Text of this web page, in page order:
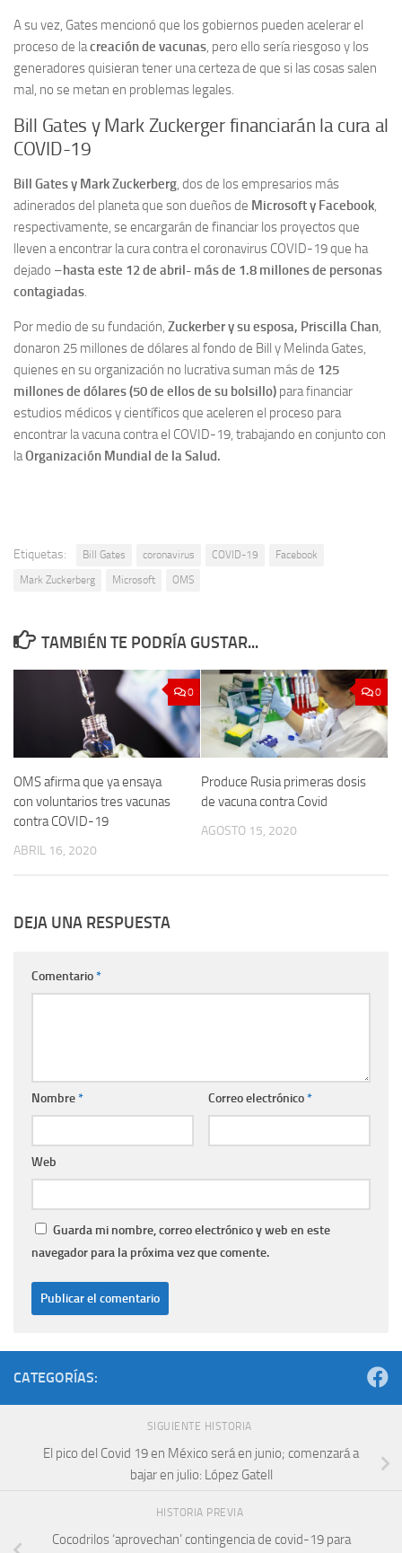
A su vez, Gates mencionó que los gobiernos pueden acelerar el
proceso de lacreación de vacunas, pero ello sería riesgoso y los
generadores quisieran tener una certeza de que si las cosas salen
mal, no se metan en problemas legales.
Bill Gates y Mark Zuckerger financiarán la cura al
COVID-19
Bill Gates y Mark Zuckerberg, dos de los empresarios más
adinerados del planeta que son dueños de Microsoft y Facebook,
respectivamente, se encargarán de financiar los proyectos que
lleven a encontrar la cura contra el coronavirus COVID-19 que ha
dejado –hasta este 12 de abril- más de 1.8 millones de personas
contagiadas.
Por medio de su fundación, Zuckerber y su esposa, Priscilla Chan,
donaron 25 millones de dólares al fondo de Bill y Melinda Gates,
quienes en su organización no lucrativa suman más de 125
millones de dólares (50 de ellos de su bolsillo) para financiar
estudios médicos y científicos que aceleren el proceso para
encontrar la vacuna contra el COVID-19, trabajando en conjunto con
laOrganización Mundial de la Salud.
Etiquetas: Bill Gates coronavirus COVID-19
Facebook
Mark Zuckerberg
Microsoft OMS
TAMBIÉN TE PODRÍA GUSTAR...
0
OMS afirma que ya ensaya
con voluntarios tres vacunas
contra COVID-19
ABRIL 16, 2020
0
Produce Rusia primeras dosis
de vacuna contra Covid
AGOSTO 15, 2020
DEJA UNA RESPUESTA
Comentario*
Nombre* Correo electrónico*
Web
Guarda mi nombre, correo electrónico y web en este
navegador para la próxima vez que comente.
CATEGORÍAS:
SIGUIENTE HISTORIA
El pico del Covid 19 en México será en junio; comenzará a
bajar en julio: López Gatell
HISTORIA PREVIA
Cocodrilos ‘aprovechan’ contingencia de covid-19 para